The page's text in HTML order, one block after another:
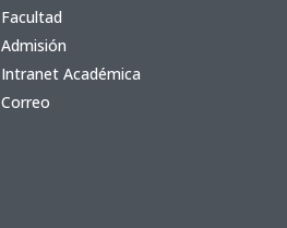
Facultad
Admisión
Intranet Académica
Correo